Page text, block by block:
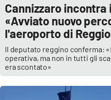
Cannizzaro
«Avviato nuovo
l'aeroporto di
Il deputato reggino conferma:
operativa, ma non in tutti gli
era scontato»